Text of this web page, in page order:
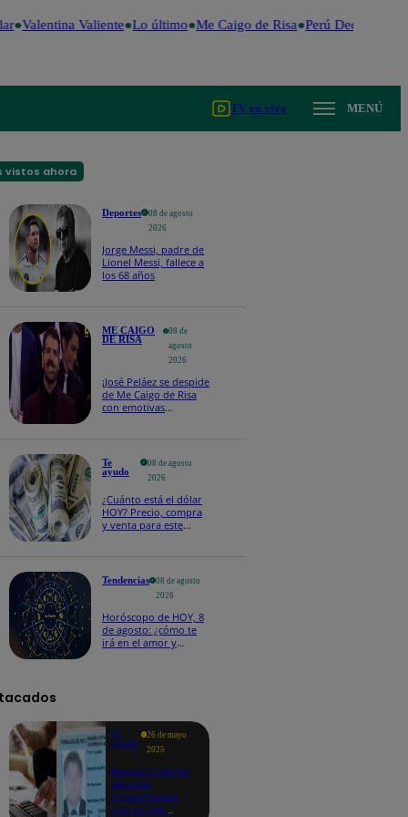
Valentina Valiente Lo último Me Caigo de Risa Perú Decide 2026
TV en vivo MENÚ
vistos ahora
Deportes
08 de agosto
2026
Jorge Messi, padre de
Lionel Messi, fallece a
los 68 años
ME CAIGO
DE RISA
08 de
agosto
2026
¡José Peláez se despide
de Me Caigo de Risa
con emotivas
Te
ayudo
08 de agosto
2026
¿Cuánto está el dólar
HOY? Precio, compra
y venta para este
Tendencias
08 de agosto
2026
Horóscopo de HOY, 8
de agosto: ¿cómo te
irá en el amor y
Te
ayudo
26 de mayo
2025
Revisa si tienes
deudas
consultando
con tu DNI: